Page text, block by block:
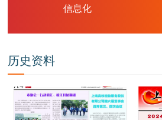
信息化
历史资料